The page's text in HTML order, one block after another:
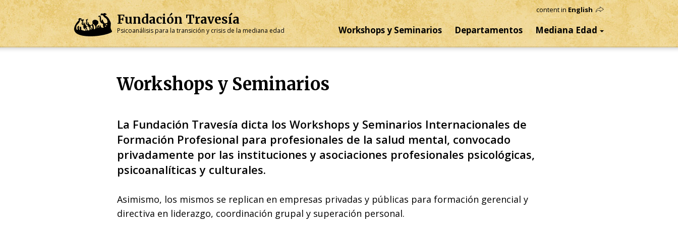
content inEnglish
FundaciónTravesía
Psicoanálisis para la transición y crisis de la mediana edad Workshops y Seminarios Departamentos Mediana Edad
Workshops y Seminarios
La Fundación Travesía dicta los Workshops y Seminarios Internacionales de
Formación Profesional para profesionales de la salud mental, convocado
privadamente por las instituciones y asociaciones profesionales psicológicas,
psicoanalíticas y culturales.
Asimismo, los mismos se replican en empresas privadas y públicas para formación gerencial y
directiva en liderazgo, coordinación grupal y superación personal.